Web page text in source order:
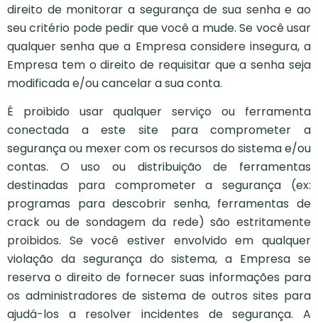
direito de monitorar a segurança de sua senha e ao
seu critério pode pedir que você a mude. Se você usar
qualquer senha que a Empresa considere insegura, a
Empresa tem o direito de requisitar que a senha seja
modificada e/ou cancelar a sua conta.
É proibido usar qualquer serviço ou ferramenta
conectada a este site para comprometer a
segurança ou mexer com os recursos do sistema e/ou
contas. O uso ou distribuição de ferramentas
destinadas para comprometer a segurança (ex:
programas para descobrir senha, ferramentas de
crack ou de sondagem da rede) são estritamente
proibidos. Se você estiver envolvido em qualquer
violação da segurança do sistema, a Empresa se
reserva o direito de fornecer suas informações para
os administradores de sistema de outros sites para
ajudá-los a resolver incidentes de segurança. A